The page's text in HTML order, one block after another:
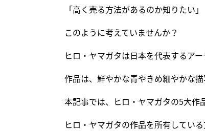
「高く売る方法があるのか知りたい」
このように考えていませんか？
ヒロ・ヤマガタは日本を代表するアー
作品は、鮮やかな青やきめ細やかな
本記事では、ヒロ・ヤマガタの5大作
ヒロ・ヤマガタの作品を所有してい